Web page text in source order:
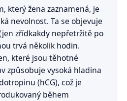
který žena zaznamená, je
nevolnost. Ta se objevuje
zřídkakdy nepřetržitě po
trvá několik hodin.
které jsou těhotné
způsobuje vysoká hladina
(hCG), což je
během